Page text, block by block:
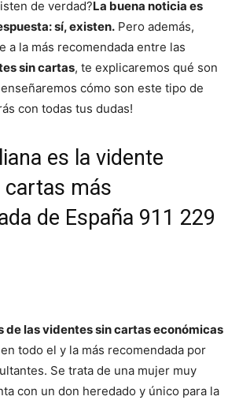
de verdad?La buena noticia es
sí, existen. Pero además,
a la más recomendada entre las
sin cartas, te explicaremos qué son
cómo son este tipo de
con todas tus dudas!
es la vidente
cartas más
de España 911 229
de las videntes sin cartas económicas
en todo el y la más recomendada por
Se trata de una mujer muy
con un don heredado y único para la